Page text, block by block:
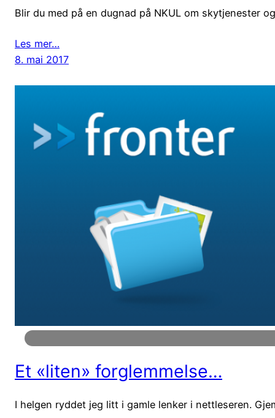
Blir du med på en dugnad på NKUL om skytjenester
Les mer…
8. mai 2017
Et «liten» forglemmelse…
I helgen ryddet jeg litt i gamle lenker i nettleseren.